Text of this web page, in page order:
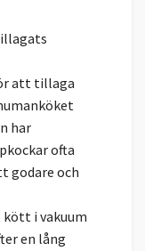
att tillaga
har
ofta
godare och
i vakuum
en lång